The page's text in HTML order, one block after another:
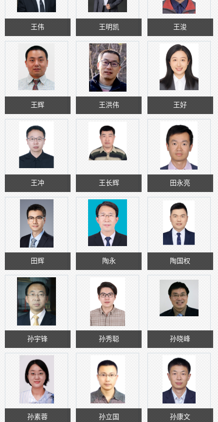
王伟 王明凯 王浚
王辉 王洪伟 王好
王冲 王长辉 田永亮
田辉 陶永 陶国权
孙宇锋 孙秀聪 孙晓峰
孙素蓉 孙立国 孙康文